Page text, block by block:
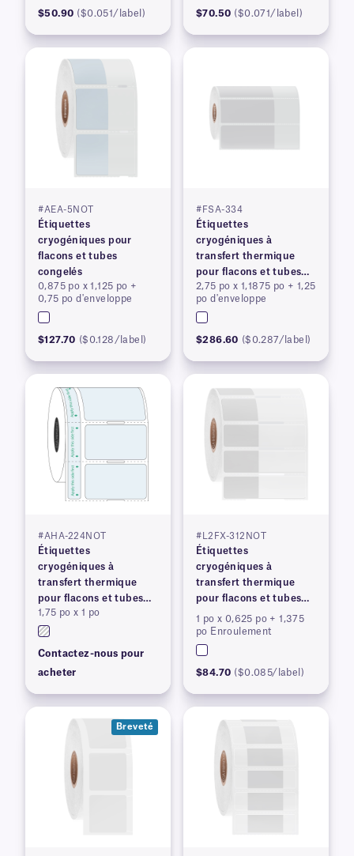
$50.90 ($0.051/label) $70.50 ($0.071/label)
#AEA-5NOT
Étiquettes
cryogéniques pour
flacons et tubes
congelés
0,875 po x 1,125 po +
0,75 po d'enveloppe
$127.70 ($0.128/label)
#FSA-334
Étiquettes
cryogéniques à
transfert thermique
pour flacons et tubes
congelés
2,75 po x 1,1875 po + 1,25
po d'enveloppe
$286.60 ($0.287/label)
#AHA-224NOT
Étiquettes
cryogéniques à
transfert thermique
pour flacons et tubes
congelés
1,75 po x 1 po
Contactez-nous pour
acheter
#L2FX-312NOT
Étiquettes
cryogéniques à
transfert thermique
pour flacons et tubes
congelés
1 po x 0,625 po + 1,375
po Enroulement
$84.70 ($0.085/label)
Breveté